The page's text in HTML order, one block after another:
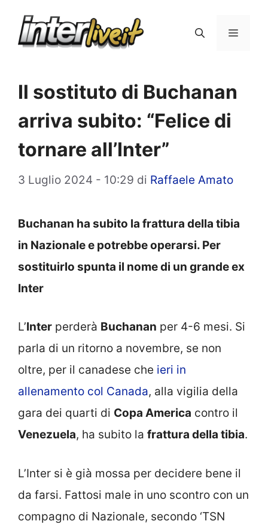
Menu
Il sostituto di Buchanan
arriva subito: “Felice di
tornare all’Inter”
3 Luglio 2024 - 10:29 di Raffaele Amato
Buchanan ha subito la frattura della tibia
in Nazionale e potrebbe operarsi. Per
sostituirlo spunta il nome di un grande ex
Inter
L’Inter perderà Buchanan per 4-6 mesi. Si
parla di un ritorno a novembre, se non
oltre, per il canadese che ieri in
allenamento col Canada, alla vigilia della
gara dei quarti di Copa America contro il
Venezuela, ha subito la frattura della tibia.
L’Inter si è già mossa per decidere bene il
da farsi. Fattosi male in uno scontro con un
compagno di Nazionale, secondo ‘TSN